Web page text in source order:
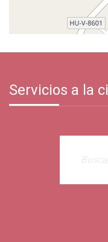
Servicios a la